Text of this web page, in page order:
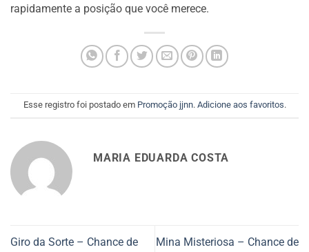
rapidamente a posição que você merece.
Esse registro foi postado em Promoção jjnn. Adicione aos favoritos.
MARIA EDUARDA COSTA
Giro da Sorte – Chance de
Mina Misteriosa – Chance de